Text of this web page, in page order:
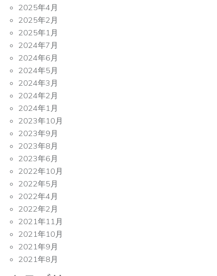
2025年4月
2025年2月
2025年1月
2024年7月
2024年6月
2024年5月
2024年3月
2024年2月
2024年1月
2023年10月
2023年9月
2023年8月
2023年6月
2022年10月
2022年5月
2022年4月
2022年2月
2021年11月
2021年10月
2021年9月
2021年8月